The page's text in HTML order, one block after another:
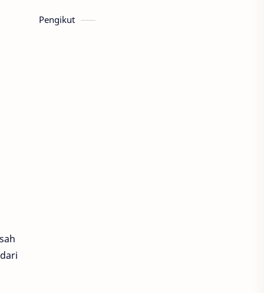
Pengikut